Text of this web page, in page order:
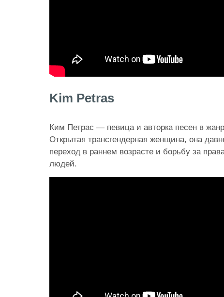
Kim Petras
Ким Петрас — певица и авторка песен в
Открытая трансгендерная женщина, она
переход в раннем возрасте и борьбу за
людей.